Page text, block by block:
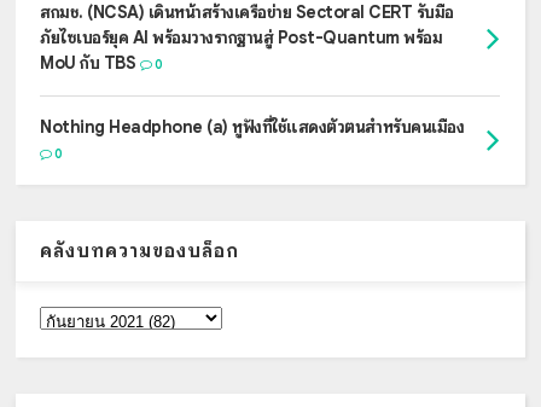
สกมช. (NCSA) เดินหน้าสร้างเครือข่าย Sectoral CERT รับมือ
ภัยไซเบอร์ยุค AI พร้อมวางรากฐานสู่ Post-Quantum พร้อม
MoU กับ TBS
0
Nothing Headphone (a) หูฟังที่ใช้แสดงตัวตนสำหรับคนเมือง
0
คลังบทความของบล็อก